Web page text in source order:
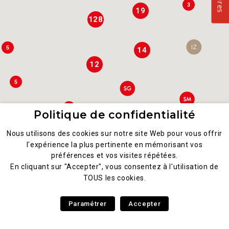
128
8
19
3
3
5
12
14
5
Politique de confidentialité
Nous utilisons des cookies sur notre site Web pour vous offrir
l'expérience la plus pertinente en mémorisant vos
préférences et vos visites répétées.
En cliquant sur "Accepter", vous consentez à l'utilisation de
TOUS les cookies.
Paramétrer Accepter